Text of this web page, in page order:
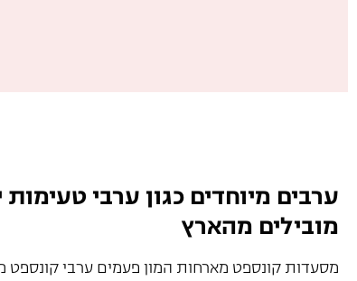
ערבים מיוחדים כגון ערבי טעימות
מובילים מהארץ
מסעדות קונספט מארחות המון פעמים ערבי